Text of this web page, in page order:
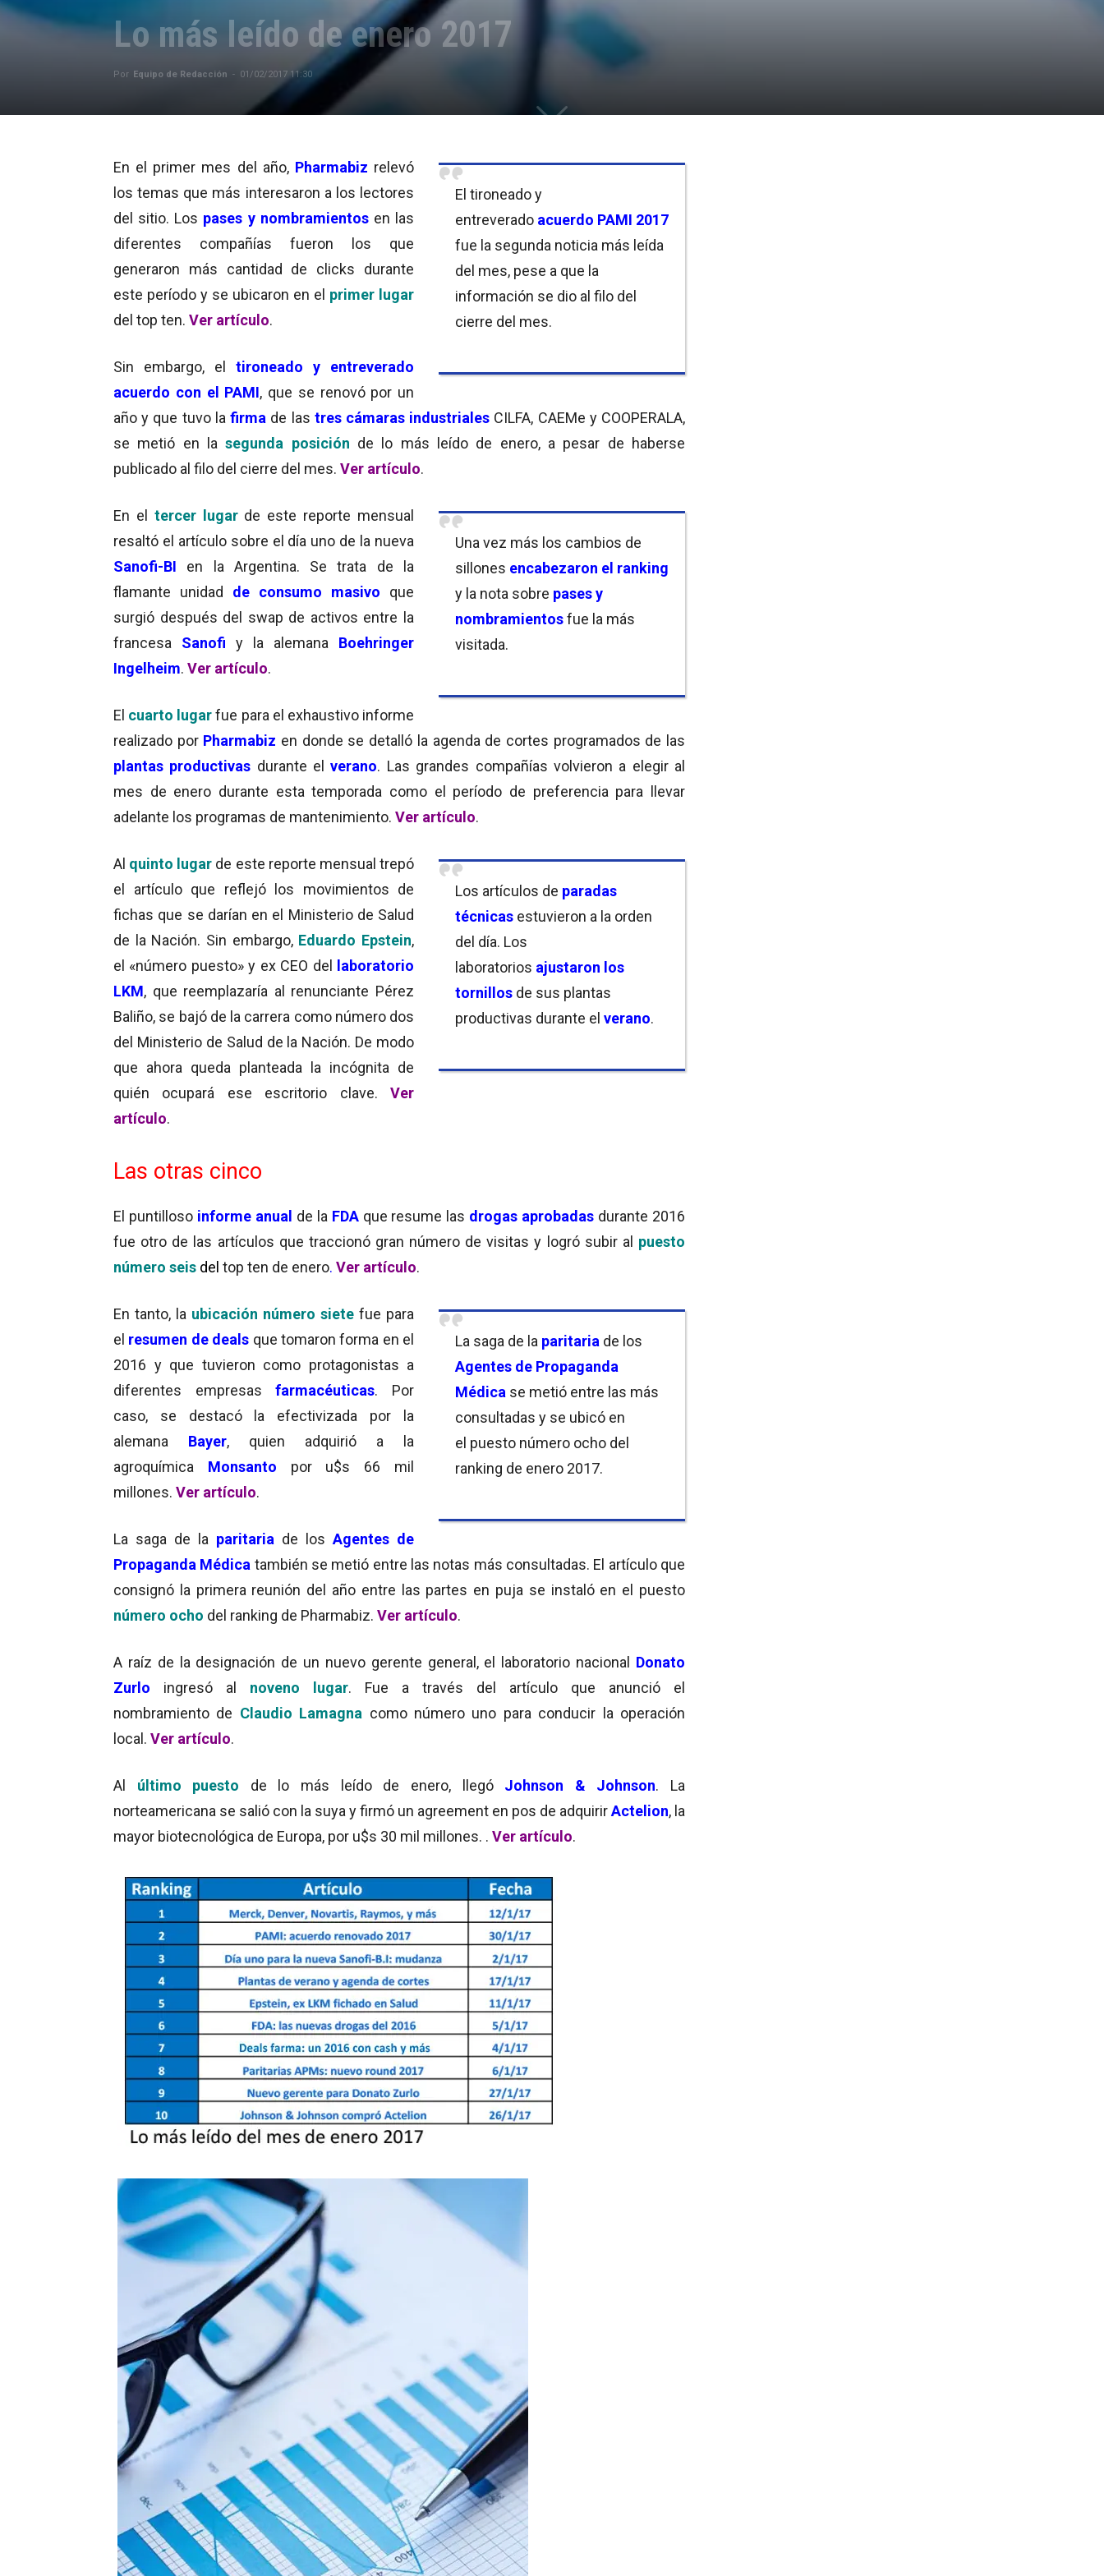
Lo más leído de enero 2017
Por Equipo de Redacción - 01/02/2017 11:30
El tironeado y
entreverado acuerdo PAMI 2017
fue la segunda noticia más leída
del mes, pese a que la
información se dio al filo del
cierre del mes.
En el primer mes del año, Pharmabiz relevó
los temas que más interesaron a los lectores
del sitio. Los pases y nombramientosen las
diferentes compañías fueron los que
generaron más cantidad de clicks durante
este período y se ubicaron en el primer lugar
del top ten. Ver artículo.
Sin embargo, el tironeado y entreverado
acuerdo con el PAMI, que se renovó por un
año y que tuvo lafirma de las tres cámaras industriales CILFA, CAEMe y COOPERALA,
se metió en lasegunda posición de lo más leído de enero, a pesar de haberse
publicado al filo del cierre del mes. Ver artículo.
Una vez más los cambios de
sillones encabezaron el ranking
y la nota sobre pases y
nombramientosfue la más
visitada.
En el tercer lugar de este reporte mensual
resaltó el artículo sobre el día uno de la nueva
Sanofi-BI en la Argentina. Se trata de la
flamante unidad de consumo masivo que
surgió después del swap de activos entre la
francesa Sanofi y la alemana Boehringer
Ingelheim. Ver artículo.
El cuarto lugarfue para el exhaustivo informe
realizado por Pharmabiz en donde se detalló la agenda de cortes programados de las
plantas productivas durante elverano. Las grandes compañías volvieron a elegir al
mes de enero durante esta temporada como el período de preferencia para llevar
adelante los programas de mantenimiento. Ver artículo.
Los artículos de paradas
técnicas estuvieron a la orden
del día. Los
laboratorios ajustaron los
tornillos de sus plantas
productivas durante el verano.
Al quinto lugar de este reporte mensual trepó
el artículo que reflejó los movimientos de
fichas que se darían en el Ministerio de Salud
de la Nación. Sin embargo, Eduardo Epstein,
el «número puesto» y ex CEO del laboratorio
LKM, que reemplazaría al renunciante Pérez
Baliño, se bajó de la carrera como número dos
del Ministerio de Salud de la Nación. De modo
que ahora queda planteada la incógnita de
quién ocupará ese escritorio clave. Ver
artículo.
Las otras cinco
El puntillosoinforme anual de la FDAque resume las drogas aprobadas durante 2016
fue otro de las artículos que traccionó gran número de visitas y logró subir al puesto
número seis del top ten de enero. Ver artículo.
La saga de la paritaria de los
Agentes de Propaganda
Médica se metió entre las más
consultadas y se ubicó en
el puesto número ocho del
ranking de enero 2017.
En tanto, la ubicación número siete fue para
el resumen de deals que tomaron forma en el
2016 y que tuvieron como protagonistas a
diferentes empresasfarmacéuticas. Por
caso, se destacó la efectivizada por la
alemana Bayer, quien adquirió a la
agroquímica Monsanto
por u$s 66 mil
millones. Ver artículo.
La saga de la paritaria de los Agentes de
Propaganda Médica también se metió entre las notas más consultadas. El artículo que
consignó la primera reunión del año entre las partes en puja se instaló en el puesto
número ocho del ranking de Pharmabiz. Ver artículo.
A raíz de la designación de un nuevo gerente general, el laboratorio nacional Donato
Zurlo
ingresó al noveno lugar. Fue a través del artículo que anunció el
nombramiento de Claudio Lamagna como número uno para conducir la operación
local. Ver artículo.
Al último puesto de lo más leído de enero, llegó Johnson & Johnson. La
norteamericana se salió con la suya y firmó un agreement en pos de adquirirActelion, la
mayor biotecnológica de Europa, por u$s 30 mil millones. . Ver artículo.